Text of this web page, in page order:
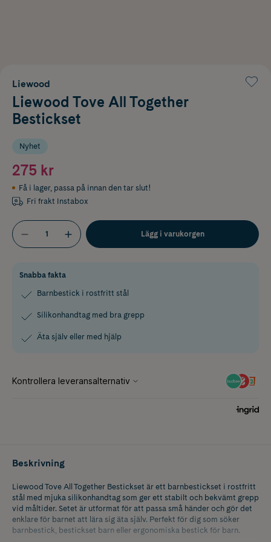
Liewood
Liewood Tove All Together
Bestickset
Nyhet
275 kr
Få i lager, passa på innan den tar slut!
Fri frakt Instabox
Lägg i varukorgen
Snabba fakta
Barnbestick i rostfritt stål
Silikonhandtag med bra grepp
Äta själv eller med hjälp
Beskrivning
Liewood Tove All Together Bestickset är ett barnbestickset i rostfritt
stål med mjuka silikonhandtag som ger ett stabilt och bekvämt grepp
vid måltider. Setet är utformat för att passa små händer och gör det
enklare för barnet att lära sig äta själv. Perfekt för dig som söker
barnbestick, bestickset barn eller ergonomiska bestick för barn.